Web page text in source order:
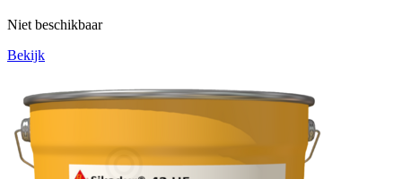
Niet beschikbaar
Bekijk